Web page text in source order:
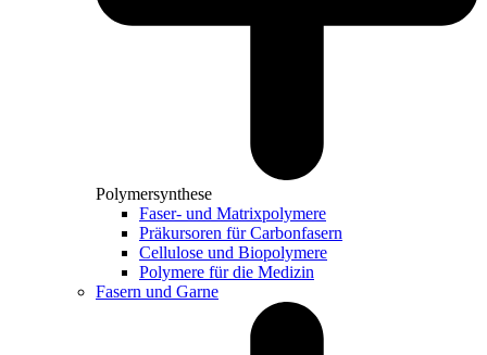
Polymersynthese
Faser- und Matrixpolymere
Präkursoren für Carbonfasern
Cellulose und Biopolymere
Polymere für die Medizin
Fasern und Garne